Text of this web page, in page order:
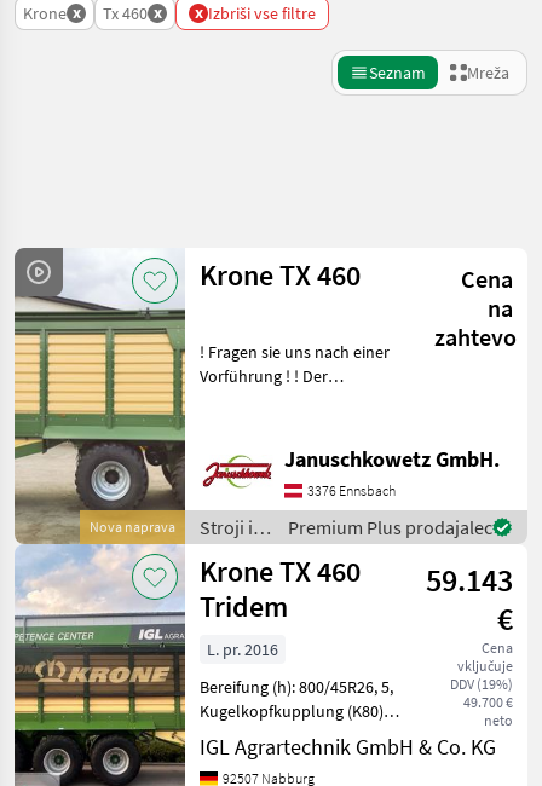
Krone x Tx 460 x x Izbriši vse filtre
Seznam Mreža
Kategorija 5 Država Filtri
TRENUTNA
POT
Kmetijska
tehnika
Stroji In
Oprema
Za Zetev
In
Spravilo
Prikolica
Rezanico
Krone
Tx
460
IZBERITE
KATEGORIJO
Ponastavi
Prikaži 3
rezultatov
Nova naprava
Krone TX 460
Cena
na
zahtevo
! Fragen sie uns nach einer
Vorführung ! ! Der
Durch den mechanischen
Antrieb über die
Gelenkwelle und eine Kette
Januschkowetz GmbH.
3376 Ennsbach
Stroji in
oprema
za žetev
in
spravilo
/ Krone
Premium Plus prodajalec
Krone TX 460
Tridem
59.143
€
Cena
vključuje
DDV (19%)
49.700 €
neto
L. pr. 2016
Bereifung (h): 800/45R26, 5,
Kugelkopfkupplung (K80),
Druckluftbremse,
Weitwinkel-Gelenkwelle,
IGL Agrartechnik GmbH & Co. KG
92507 Nabburg